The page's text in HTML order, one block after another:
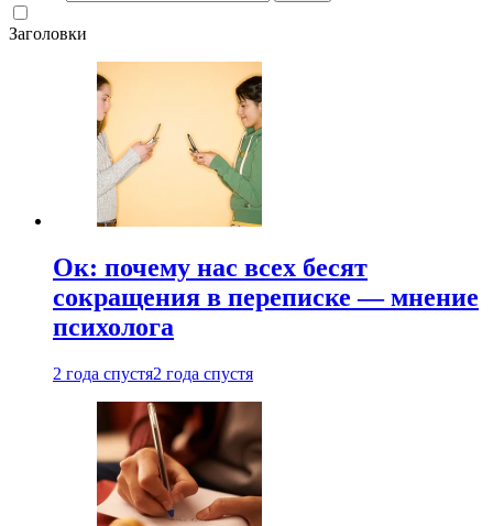
Заголовки
Ок: почему нас всех бесят
сокращения в переписке — мнение
психолога
2 года спустя2 года спустя